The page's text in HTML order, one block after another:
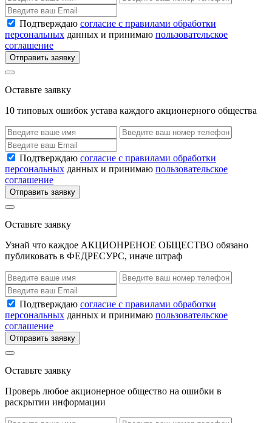
Подтверждаю согласие с правилами обработки
персональных данных и принимаю пользовательское
соглашение
Отправить заявку
Оставьте заявку
10 типовых ошибок устава каждого акционерного общества
Подтверждаю согласие с правилами обработки
персональных данных и принимаю пользовательское
соглашение
Отправить заявку
Оставьте заявку
Узнай что каждое АКЦИОНРЕНОЕ ОБЩЕСТВО обязано
публиковать в ФЕДРЕСУРС, иначе штраф
Подтверждаю согласие с правилами обработки
персональных данных и принимаю пользовательское
соглашение
Отправить заявку
Оставьте заявку
Проверь любое акционерное общество на ошибки в
раскрытии информации